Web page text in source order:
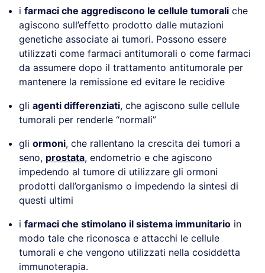
i farmaci che aggrediscono le cellule tumorali che
agiscono sull’effetto prodotto dalle mutazioni
genetiche associate ai tumori. Possono essere
utilizzati come farmaci antitumorali o come farmaci
da assumere dopo il trattamento antitumorale per
mantenere la remissione ed evitare le recidive
gli agenti differenziati, che agiscono sulle cellule
tumorali per renderle “normali”
gli ormoni, che rallentano la crescita dei tumori a
seno, prostata, endometrio e che agiscono
impedendo al tumore di utilizzare gli ormoni
prodotti dall’organismo o impedendo la sintesi di
questi ultimi
i farmaci che stimolano il sistema immunitario in
modo tale che riconosca e attacchi le cellule
tumorali e che vengono utilizzati nella cosiddetta
immunoterapia.